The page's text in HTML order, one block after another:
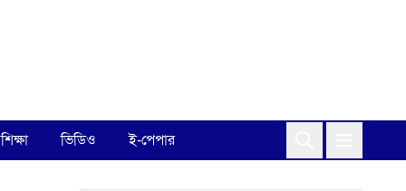
শিক্ষা ভিডিও ই-পেপার